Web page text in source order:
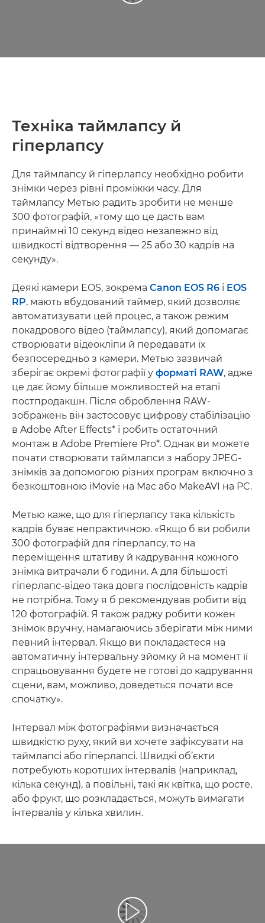
Техніка таймлапсу й
гіперлапсу
Для таймлапсу й гіперлапсу необхідно робити
знімки через рівні проміжки часу. Для
таймлапсу Метью радить зробити не менше
300 фотографій, «тому що це дасть вам
принаймні 10 секунд відео незалежно від
швидкості відтворення — 25 або 30 кадрів на
секунду».
Деякі камери EOS, зокрема Canon EOS R6 і EOS
RP, мають вбудований таймер, який дозволяє
автоматизувати цей процес, а також режим
покадрового відео (таймлапсу), який допомагає
створювати відеокліпи й передавати їх
безпосередньо з камери. Метью зазвичай
зберігає окремі фотографії у форматі RAW, адже
це дає йому більше можливостей на етапі
постпродакшн. Після оброблення RAW-
зображень він застосовує цифрову стабілізацію
в Adobe After Effects* і робить остаточний
монтаж в Adobe Premiere Pro*. Однак ви можете
почати створювати таймлапси з набору JPEG-
знімків за допомогою різних програм включно з
безкоштовною iMovie на Mac або MakeAVI на PC.
Метью каже, що для гіперлапсу така кількість
кадрів буває непрактичною. «Якщо б ви робили
300 фотографій для гіперлапсу, то на
переміщення штативу й кадрування кожного
знімка витрачали б години. А для більшості
гіперлапс-відео така довга послідовність кадрів
не потрібна. Тому я б рекомендував робити від
120 фотографій. Я також раджу робити кожен
знімок вручну, намагаючись зберігати між ними
певний інтервал. Якщо ви покладаєтеся на
автоматичну інтервальну зйомку й на момент її
спрацьовування будете не готові до кадрування
сцени, вам, можливо, доведеться почати все
спочатку».
Інтервал між фотографіями визначається
швидкістю руху, який ви хочете зафіксувати на
таймлапсі або гіперлапсі. Швидкі об’єкти
потребують коротших інтервалів (наприклад,
кілька секунд), а повільні, такі як квітка, що росте,
або фрукт, що розкладається, можуть вимагати
інтервалів у кілька хвилин.
Відтворення відео